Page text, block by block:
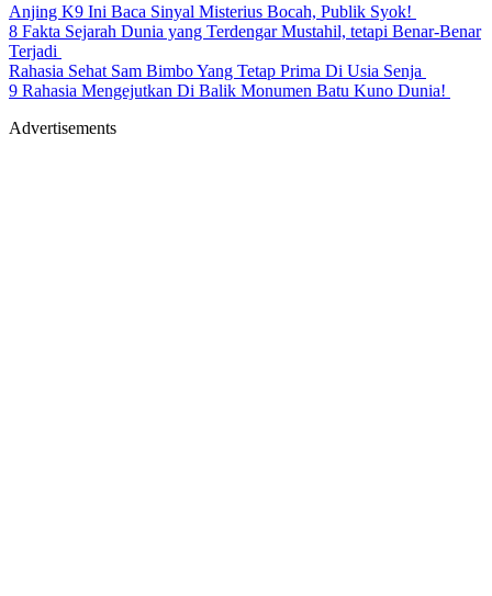
Anjing K9 Ini Baca Sinyal Misterius Bocah, Publik Syok!
8 Fakta Sejarah Dunia yang Terdengar Mustahil, tetapi Benar-Benar
Terjadi
Rahasia Sehat Sam Bimbo Yang Tetap Prima Di Usia Senja
9 Rahasia Mengejutkan Di Balik Monumen Batu Kuno Dunia!
Advertisements